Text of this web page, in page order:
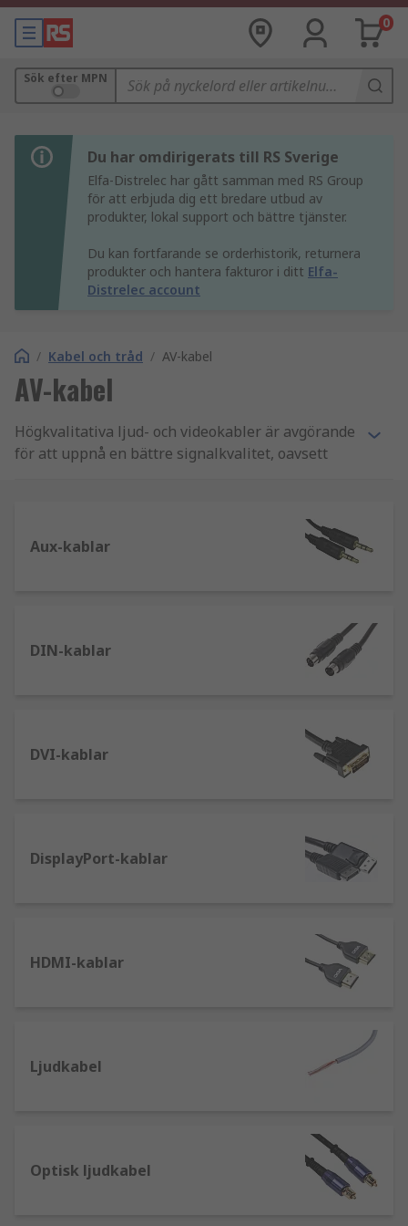
0
Sök efter MPN
Du har omdirigerats till RS Sverige
Elfa-Distrelec har gått samman med RS Group
för att erbjuda dig ett bredare utbud av
produkter, lokal support och bättre tjänster.
Du kan fortfarande se orderhistorik, returnera
produkter och hantera fakturor i ditt Elfa-
Distrelec account
/ Kabel och tråd / AV-kabel
AV-kabel
Högkvalitativa ljud- och videokabler är avgörande
för att uppnå en bättre signalkvalitet, oavsett
Vilka typer av ljud- och videokablar kan
överför
ljud- och videosignaler samtidigt, t.ex. från
VCR/DVD-spelare till TV-apparater, eller
ledningar (två för ljud, en för video).
ljudenheter. Finns som standard HDMI,
standard HDMI med Ethernet,
RCA-kablar: kallas
även phono-kontakter,
RCA-kablar har vanligtvis två eller tre 3,5
spelare, spelkonsoler och bärbara enheter
ansluter mottagare eller
effektförstärkare till högtalare, samt för
intern högtalarkoppling. Koppar med hög
Aux-kablar
DIN-kablar
DVI-kablar
DisplayPort-kablar
HDMI-kablar
Ljudkabel
Optisk ljudkabel